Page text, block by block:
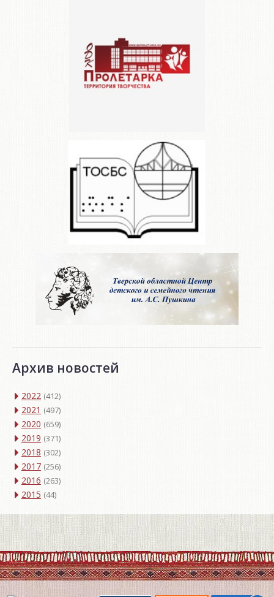
Архив новостей
2022 (412)
2021 (497)
2020 (659)
2019 (371)
2018 (302)
2017 (256)
2016 (263)
2015 (44)